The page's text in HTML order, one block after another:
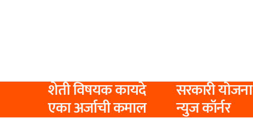
शेती विषयक कायदे सरकारी योजना
एका अर्जाची कमाल न्युज कॉर्नर